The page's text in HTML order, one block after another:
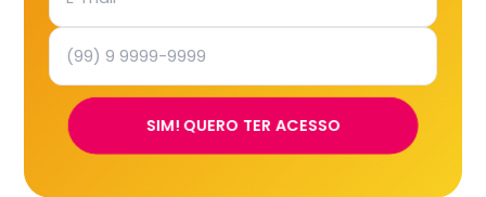
SIM! QUERO TER ACESSO